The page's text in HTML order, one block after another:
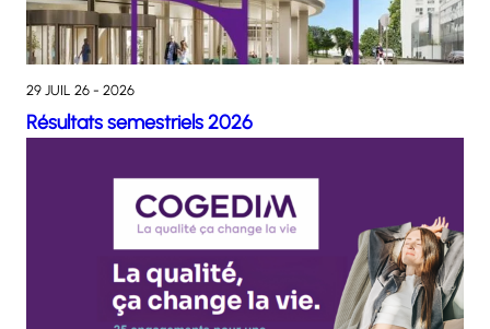
29 JUIL 26 - 2026
Résultats semestriels 2026